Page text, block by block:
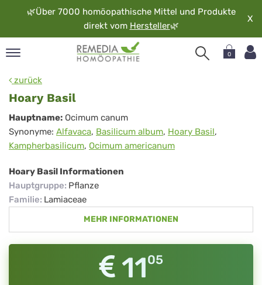
🌿Über 7000 homöopathische Mittel und Produkte
direkt vom Hersteller🌿
X
0
zurück
Hoary Basil
Hoary
Basil
Hauptname: Ocimum canum
Synonyme: Alfavaca, Basilicum album, Hoary Basil,
Kampherbasilicum, Ocimum americanum
Hoary Basil Informationen
Hauptgruppe: Pflanze
Familie: Lamiaceae
MEHR INFORMATIONEN
1105